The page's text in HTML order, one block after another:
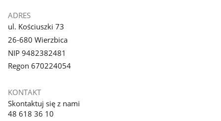
ADRES
ul. Kościuszki 73
26-680 Wierzbica
NIP 9482382481
Regon 670224054
KONTAKT
Skontaktuj się z nami
48 618 36 10